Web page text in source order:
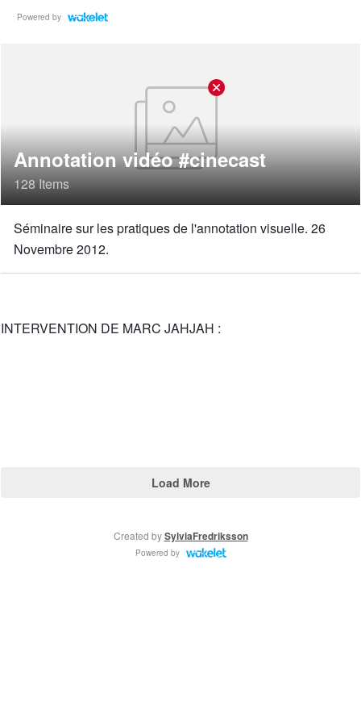
Powered by
Annotation vidéo #cinecast
128 Items
Séminaire sur les pratiques de l'annotation visuelle. 26
Novembre 2012.
INTERVENTION DE MARC JAHJAH :
Load More
Created bySylviaFredriksson
Powered by